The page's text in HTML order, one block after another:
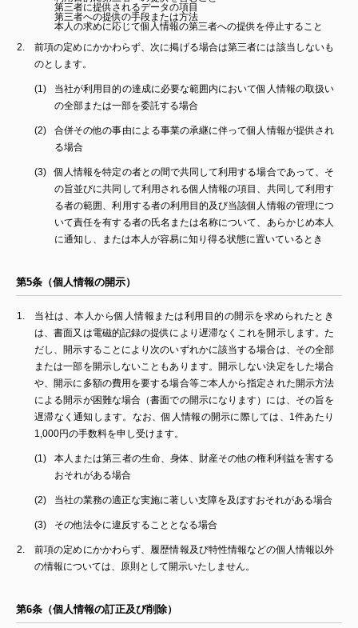
第三者に提供されるデータの項目
第三者への提供の手段または方法
本人の求めに応じて個人情報の第三者への提供を停止すること
前項の定めにかかわらず、次に掲げる場合は第三者には該当しないも
のとします。
当社が利用目的の達成に必要な範囲内において個人情報の取扱い
の全部または一部を委託する場合
合併その他の事由による事業の承継に伴って個人情報が提供され
る場合
個人情報を特定の者との間で共同して利用する場合であって、そ
の旨並びに共同して利用される個人情報の項目、共同して利用す
る者の範囲、利用する者の利用目的及び当該個人情報の管理につ
いて責任を有する者の氏名または名称について、あらかじめ本人
に通知し、または本人が容易に知り得る状態に置いているとき
第5条（個人情報の開示）
当社は、本人から個人情報または利用目的の開示を求められたとき
は、書面又は電磁的記録の提供により遅滞なくこれを開示します。た
だし、開示することにより次のいずれかに該当する場合は、その全部
または一部を開示しないこともあります。開示しない決定をした場合
や、開示に多額の費用を要する場合等ご本人から指定された開示方法
による開示が困難な場合（書面での開示になります）には、その旨を
遅滞なく通知します。なお、個人情報の開示に際しては、1件あたり
1,000円の手数料を申し受けます。
本人または第三者の生命、身体、財産その他の権利利益を害する
おそれがある場合
当社の業務の適正な実施に著しい支障を及ぼすおそれがある場合
その他法令に違反することとなる場合
前項の定めにかかわらず、履歴情報及び特性情報などの個人情報以外
の情報については、原則として開示いたしません。
第6条（個人情報の訂正及び削除）